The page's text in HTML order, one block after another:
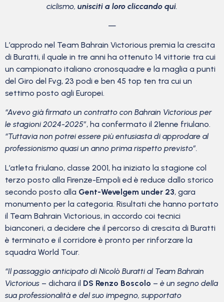
ciclismo, unisciti a loro cliccando qui.
—
L’approdo nel Team Bahrain Victorious premia la crescita
di Buratti, il quale in tre anni ha ottenuto 14 vittorie tra cui
un campionato italiano cronosquadre e la maglia a punti
del Giro del Fvg, 23 podi e ben 45 top ten tra cui un
settimo posto agli Europei.
“Avevo già firmato un contratto con Bahrain Victorious per
le stagioni 2024-2025″, ha confermato il 21enne friulano.
“Tuttavia non potrei essere più entusiasta di approdare al
professionismo quasi un anno prima rispetto previsto”.
L’atleta friulano, classe 2001, ha iniziato la stagione col
terzo posto alla Firenze-Empoli ed è reduce dallo storico
secondo posto alla Gent-Wevelgem under 23, gara
monumento per la categoria. Risultati che hanno portato
il Team Bahrain Victorious, in accordo coi tecnici
bianconeri, a decidere che il percorso di crescita di Buratti
è terminato e il corridore è pronto per rinforzare la
squadra World Tour.
“Il passaggio anticipato di Nicolò Buratti al Team Bahrain
Victorious – dichara il DS Renzo Boscolo – è un segno della
sua professionalità e del suo impegno, supportato